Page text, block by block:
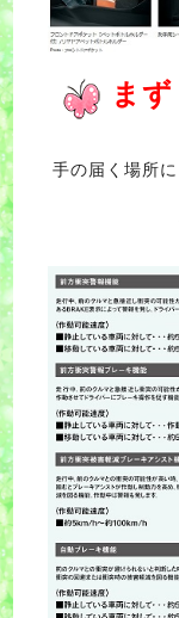
ま
手の届く場所